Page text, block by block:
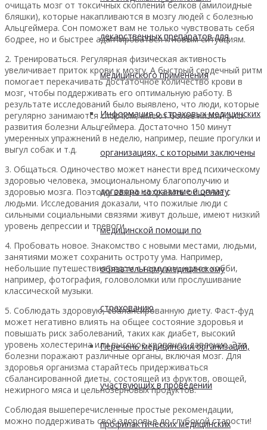
лекарственных препаратов для
медицинского применения
Информация о страховых медицинских
организациях, с которыми заключены
договора на оказание и оплату
медицинской помощи по
обязательному медицинскому
страхованию
Перечень медицинских организаций,
участвующих в проведении
профилактических медицинских
очищать мозг от токсичных скоплений белков (амилоидные
бляшки), которые накапливаются в мозгу людей с болезнью
Альцгеймера. Сон поможет вам не только чувствовать себя
бодрее, но и быстрее адаптироваться к новым ситуациям.
2. Тренироваться. Регулярная физическая активность
увеличивает приток крови к мозгу. А быстрый сердечный ритм
помогает перекачивать достаточное количество крови в
мозг, чтобы поддерживать его оптимальную работу. В
результате исследований было выявлено, что люди, которые
регулярно занимаются спортом, имеют более низкий риск
развития болезни Альцгеймера. Достаточно 150 минут
умеренных упражнений в неделю, например, пешие прогулки и
выгул собак и т.д.
3. Общаться. Одиночество может нанести вред психическому
здоровью человека, эмоциональному благополучию и
здоровью мозга. Поэтому важно сохранить общение с
людьми. Исследования доказали, что пожилые люди с
сильными социальными связями живут дольше, имеют низкий
уровень депрессии и тревоги.
4. Пробовать новое. Знакомство с новыми местами, людьми,
занятиями может сохранить остроту ума. Например,
небольшие путешествия рядом с городом, новое хобби,
например, фотография, головоломки или прослушивание
классической музыки.
5. Соблюдать здоровую, сбалансированную диету. Фаст-фуд
может негативно влиять на общее состояние здоровья и
повышать риск заболеваний, таких как диабет, высокий
уровень холестерина или высокое кровяное давление. Эти
болезни поражают различные органы, включая мозг. Для
здоровья организма старайтесь придерживаться
сбалансированной диеты, состоящей из фруктов, овощей,
нежирного мяса и цельнозерновых продуктов.
Соблюдая вышеперечисленные простые рекомендации,
можно поддерживать своё здоровье до глубокой старости!